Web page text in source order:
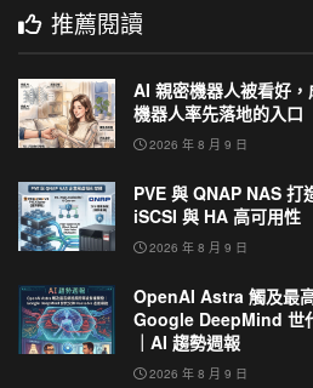
推薦閱讀
AI 親密機器人被看好
機器人率先落地的入口
2026 年 8 月 9 日
PVE 與 QNAP NAS 打
iSCSI 與 HA 高可用性
2026 年 8 月 9 日
OpenAI Astra 觸及最
Google DeepMind 世
｜AI 趨勢週報
2026 年 8 月 9 日